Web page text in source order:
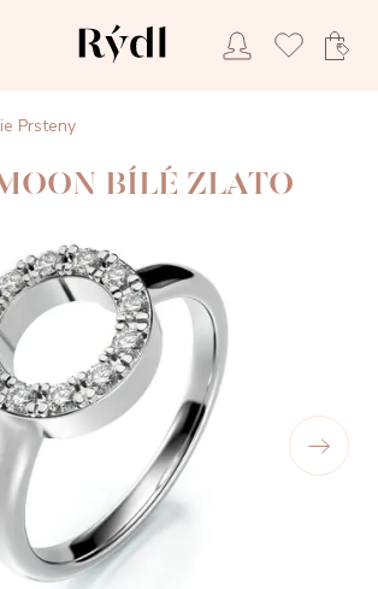
Prsteny
BÍLÉ ZLATO